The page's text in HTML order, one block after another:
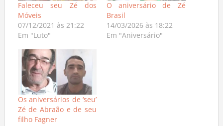
Faleceu seu Zé dos
Móveis
07/12/2021 às 21:22
Em "Luto"
O aniversário de Zé
Brasil
14/03/2026 às 18:22
Em "Aniversário"
Os aniversários de ‘seu’
Zé de Abraão e de seu
filho Fagner